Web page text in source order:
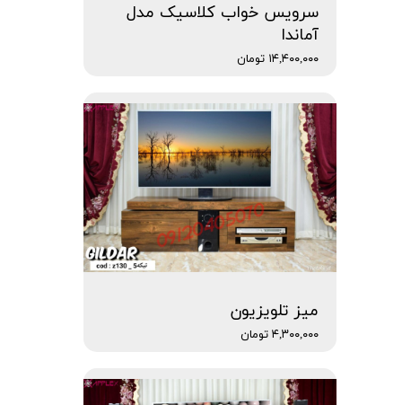
سرویس خواب کلاسیک مدل
آماندا
۱۴,۴۰۰,۰۰۰ تومان
میز تلویزیون
۴,۳۰۰,۰۰۰ تومان